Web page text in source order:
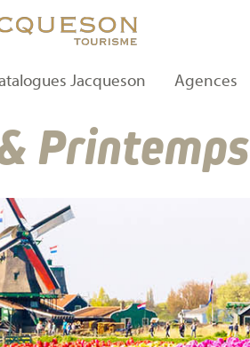
Jacqueson Agences
Printemps